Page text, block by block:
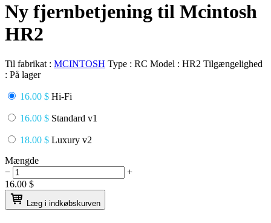
Ny fjernbetjening til Mcintosh
HR2
Til fabrikat : MCINTOSH Type : RC Model : HR2 Tilgængelighed
: På lager
16.00 $ Hi-Fi
16.00 $ Standard v1
18.00 $ Luxury v2
Mængde
−
+
16.00 $
Læg i indkøbskurven